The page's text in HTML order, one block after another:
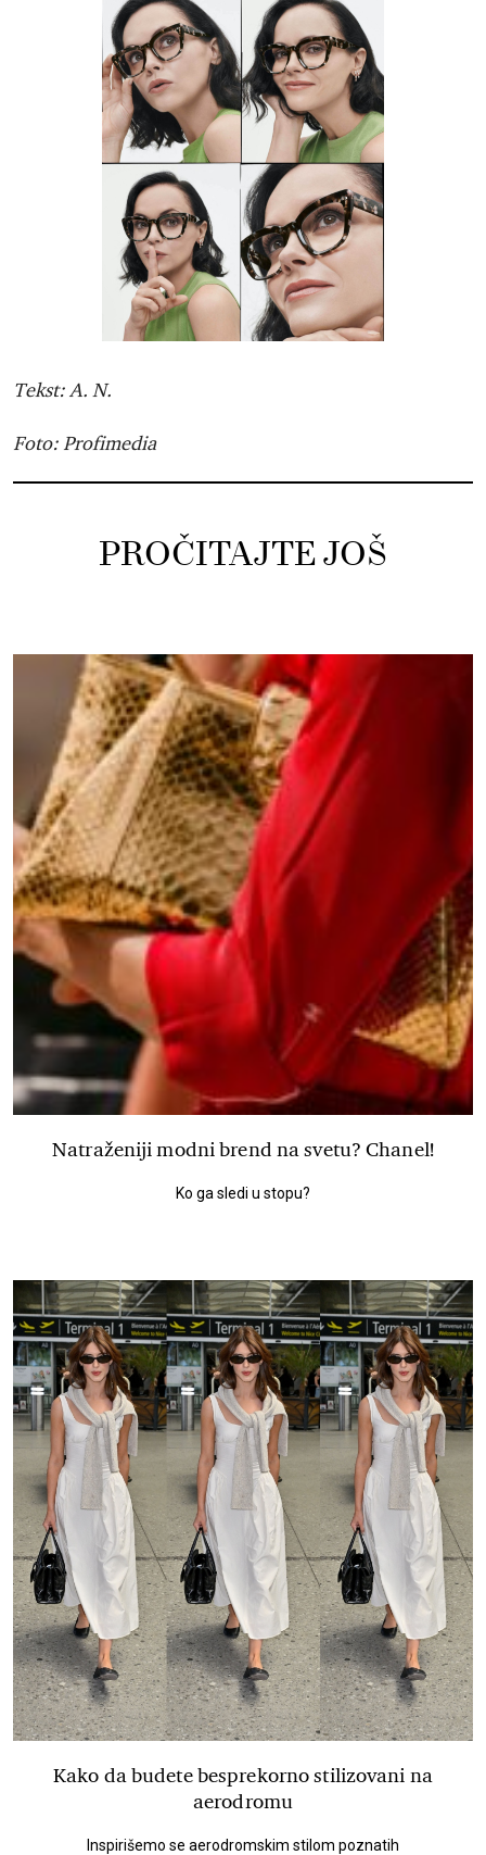
Tekst: A. N.
Foto: Profimedia
PROČITAJTE JOŠ
Natraženiji modni brend na svetu? Chanel!
Ko ga sledi u stopu?
Kako da budete besprekorno stilizovani na
aerodromu
Inspirišemo se aerodromskim stilom poznatih